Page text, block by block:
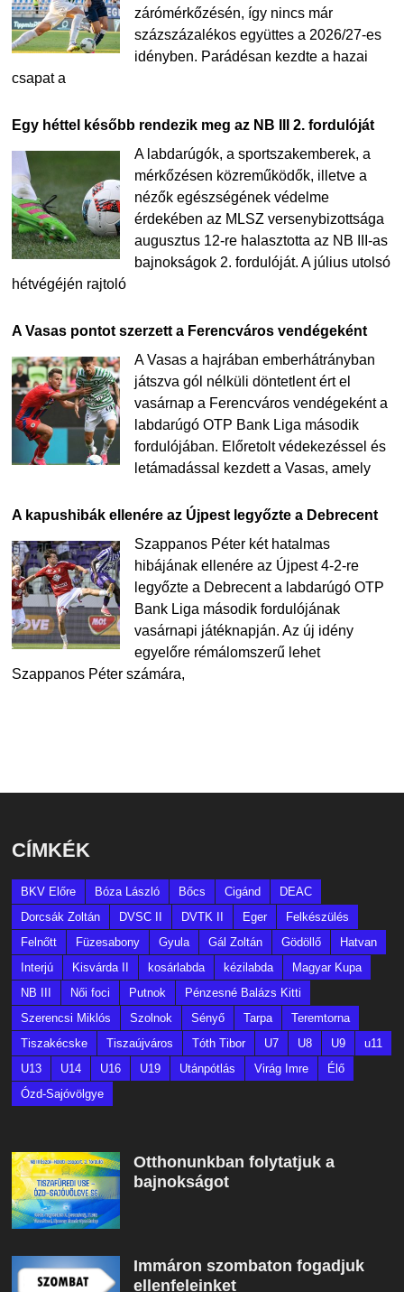
zárómérkőzésén, így nincs már
százszázalékos együttes a 2026/27-es
idényben. Parádésan kezdte a hazai
csapat a
Egy héttel később rendezik meg az NB III 2. fordulóját
A labdarúgók, a sportszakemberek, a
mérkőzésen közreműködők, illetve a
nézők egészségének védelme
érdekében az MLSZ versenybizottsága
augusztus 12-re halasztotta az NB III-as
bajnokságok 2. fordulóját. A július utolsó
hétvégéjén rajtoló
A Vasas pontot szerzett a Ferencváros vendégeként
A Vasas a hajrában emberhátrányban
játszva gól nélküli döntetlent ért el
vasárnap a Ferencváros vendégeként a
labdarúgó OTP Bank Liga második
fordulójában. Előretolt védekezéssel és
letámadással kezdett a Vasas, amely
A kapushibák ellenére az Újpest legyőzte a Debrecent
Szappanos Péter két hatalmas
hibájának ellenére az Újpest 4-2-re
legyőzte a Debrecent a labdarúgó OTP
Bank Liga második fordulójának
vasárnapi játéknapján. Az új idény
egyelőre rémálomszerű lehet
Szappanos Péter számára,
CÍMKÉK
BKV Előre Bóza László Bőcs Cigánd
DEAC
Dorcsák Zoltán
DVSC II DVTK II Eger
Felkészülés
Felnőtt
Füzesabony Gyula Gál Zoltán Gödöllő
Hatvan
Interjú
Kisvárda II kosárlabda kézilabda
Magyar Kupa
NB III
Női foci Putnok
Pénzesné Balázs Kitti
Szerencsi Miklós
Szolnok Sényő Tarpa
Teremtorna
Tiszakécske
Tiszaújváros Tóth Tibor U7 U8 U9
u11
U13
U14 U16 U19 Utánpótlás Virág Imre
Élő
Ózd-Sajóvölgye
Otthonunkban folytatjuk a
bajnokságot
Immáron szombaton fogadjuk
ellenfeleinket